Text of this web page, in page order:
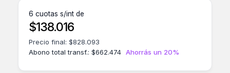
6 cuotas s/int de
$138.016
Precio final: $828.093
Abono total transf.: $662.474 Ahorrás un 20%